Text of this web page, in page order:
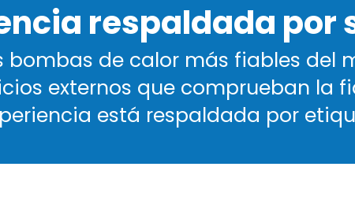
respaldada por
bombas de calor más fiables del
externos que comprueban la
está respaldada por